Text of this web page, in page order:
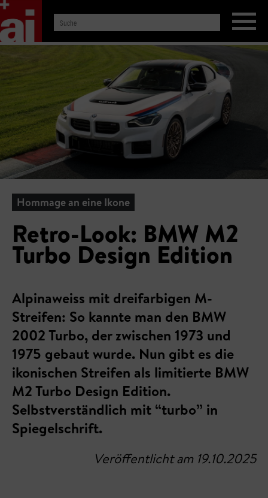
Hommage an eine Ikone
Retro-Look: BMW M2
Turbo Design Edition
Alpinaweiss mit dreifarbigen M-
Streifen: So kannte man den BMW
2002 Turbo, der zwischen 1973 und
1975 gebaut wurde. Nun gibt es die
ikonischen Streifen als limitierte BMW
M2 Turbo Design Edition.
Selbstverständlich mit “turbo” in
Spiegelschrift.
Veröffentlicht am 19.10.2025